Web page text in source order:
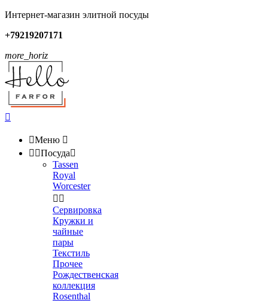
Интернет-магазин элитной посуды
+79219207171
more_horiz

Меню 
 Посуда
Tassen
Royal
Worcester
 
Сервировка
Кружки и
чайные
пары
Текстиль
Прочее
Рождественская
коллекция
Rosenthal